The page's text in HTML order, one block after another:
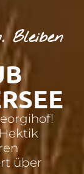
Bleiben
über